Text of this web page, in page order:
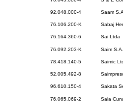
92.048.000-4 Saam
76.106.200-K Sabaj
76.164.360-6 Sai Ltda
76.092.203-K Saim S.A.
78.418.140-5 Saimic
52.005.492-8
96.610.150-4 Sakata
76.065.069-2 Sala